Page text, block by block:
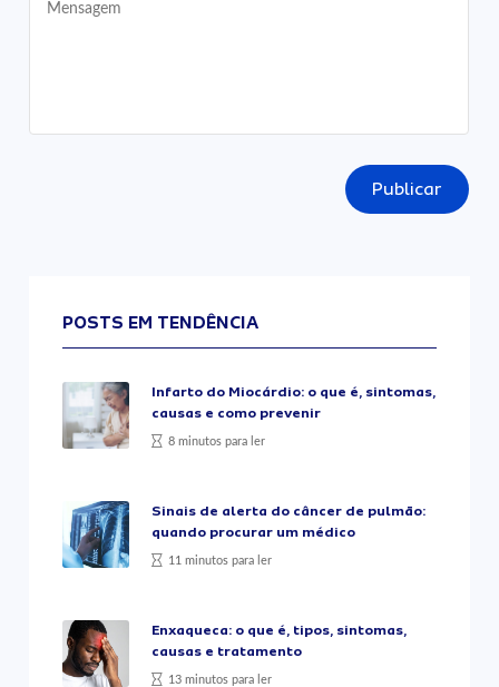
Publicar
POSTS EM TENDÊNCIA
Infarto do Miocárdio: o que é, sintomas,
causas e como prevenir
8 minutos para ler
Sinais de alerta do câncer de pulmão:
quando procurar um médico
11 minutos para ler
Enxaqueca: o que é, tipos, sintomas,
causas e tratamento
13 minutos para ler